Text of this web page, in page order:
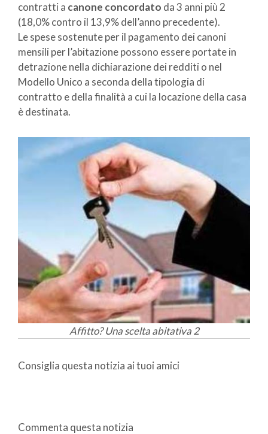
contratti a canone concordato da 3 anni più 2
(18,0% contro il 13,9% dell’anno precedente).
Le spese sostenute per il pagamento dei canoni
mensili per l’abitazione possono essere portate in
detrazione nella dichiarazione dei redditi o nel
Modello Unico a seconda della tipologia di
contratto e della finalità a cui la locazione della casa
è destinata.
Affitto? Una scelta abitativa 2
Consiglia questa notizia ai tuoi amici
Commenta questa notizia